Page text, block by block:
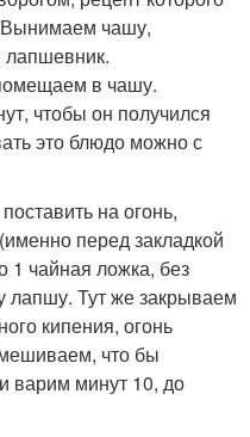
Вынимаем чашу,
в чашу.
чтобы он получился
это блюдо можно с
на огонь,
перед закладкой
1 чайная ложка, без
лапшу. Тут же закрываем
кипения, огонь
что бы
варим минут 10, до